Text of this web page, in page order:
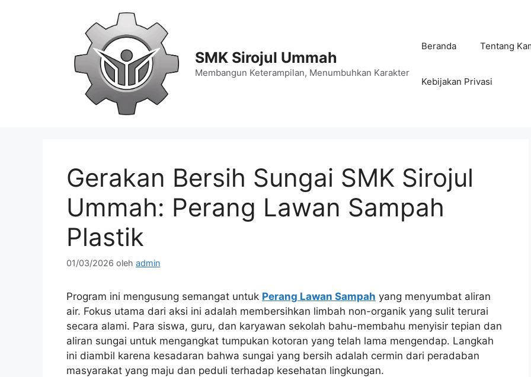
SMK Sirojul Ummah
Membangun Keterampilan, Menumbuhkan Karakter
Beranda Tentang
Kebijakan Privasi
Gerakan Bersih Sungai SMK Sirojul
Ummah: Perang Lawan Sampah
Plastik
01/03/2026 oleh admin
Program ini mengusung semangat untuk Perang Lawan Sampah yang menyumbat aliran
air. Fokus utama dari aksi ini adalah membersihkan limbah non-organik yang sulit terurai
secara alami. Para siswa, guru, dan karyawan sekolah bahu-membahu menyisir tepian dan
aliran sungai untuk mengangkat tumpukan kotoran yang telah lama mengendap. Langkah
ini diambil karena kesadaran bahwa sungai yang bersih adalah cermin dari peradaban
masyarakat yang maju dan peduli terhadap kesehatan lingkungan.